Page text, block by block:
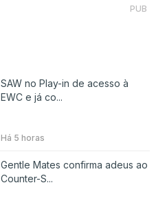
PUB
SAW no Play-in de acesso à
EWC e já co...
Há 5 horas
Gentle Mates confirma adeus ao
Counter-S...